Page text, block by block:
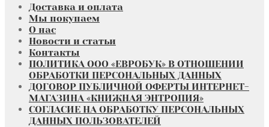
Доставка и оплата
Мы покупаем
О нас
Новости и статьи
Контакты
ПОЛИТИКА ООО «ЕВРОБУК» В ОТНОШЕНИИ
ОБРАБОТКИ ПЕРСОНАЛЬНЫХ ДАННЫХ
ДОГОВОР ПУБЛИЧНОЙ ОФЕРТЫ ИНТЕРНЕТ-
МАГАЗИНА «КНИЖНАЯ ЭНТРОПИЯ»
СОГЛАСИЕ НА ОБРАБОТКУ ПЕРСОНАЛЬНЫХ
ДАННЫХ ПОЛЬЗОВАТЕЛЕЙ